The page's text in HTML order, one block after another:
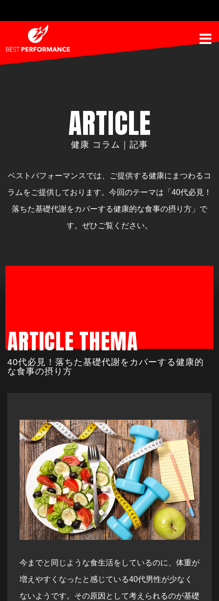
ARTICLE
健康 コラム｜記事
ベストパフォーマンスでは、ご提供する健康にまつわるコ
ラムをご提供しております。 今回のテーマは「40代必見！
落ちた基礎代謝をカバーする健康的な食事の摂り方」で
す。ぜひご覧ください。
ARTICLE THEMA
40代必見！落ちた基礎代謝をカバーする健康的
な食事の摂り方
今までと同じような食生活をしているのに、体重が
増えやすくなったと感じている40代男性が少なく
ないようです。その原因として考えられるのが基礎